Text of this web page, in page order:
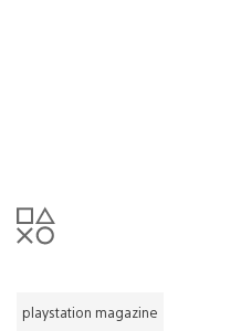
playstation magazine